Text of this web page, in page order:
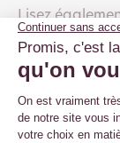
Lisez
décembre
financement
Lisez, enfin, le
2017 :«